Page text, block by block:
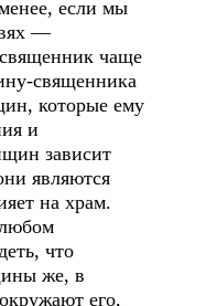
если мы
—
чаще
священника
которые ему
и
зависит
являются
на храм.
что
же, в
его,